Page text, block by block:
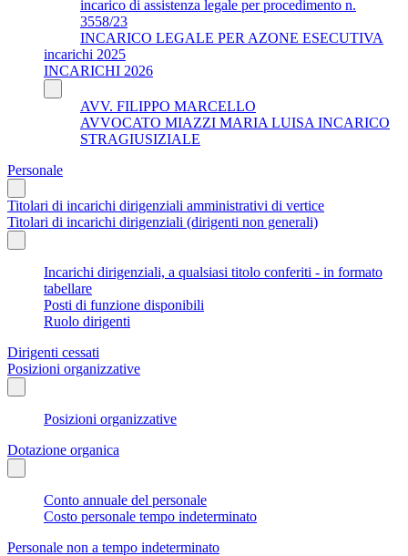
incarico di assistenza legale per procedimento n.
3558/23
INCARICO LEGALE PER AZONE ESECUTIVA
incarichi 2025
INCARICHI 2026
AVV. FILIPPO MARCELLO
AVVOCATO MIAZZI MARIA LUISA INCARICO
STRAGIUSIZIALE
Personale
Titolari di incarichi dirigenziali amministrativi di vertice
Titolari di incarichi dirigenziali (dirigenti non generali)
Incarichi dirigenziali, a qualsiasi titolo conferiti - in formato
tabellare
Posti di funzione disponibili
Ruolo dirigenti
Dirigenti cessati
Posizioni organizzative
Posizioni organizzative
Dotazione organica
Conto annuale del personale
Costo personale tempo indeterminato
Personale non a tempo indeterminato